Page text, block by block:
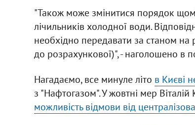
"Також може змінитися порядок
лічильників холодної води.
необхідно передавати за станом
до розрахункової)", - наголошено в
Нагадаємо, все минуле літо в Києві
з "Нафтогазом". У жовтні мер
можливість відмови від